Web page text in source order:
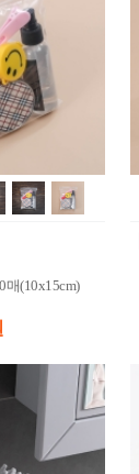
매(10x15cm)